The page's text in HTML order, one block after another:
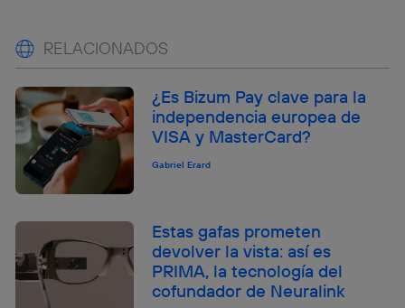
RELACIONADOS
¿Es Bizum Pay clave para la
independencia europea de
VISA y MasterCard?
Gabriel Erard
Estas gafas prometen
devolver la vista: así es
PRIMA, la tecnología del
cofundador de Neuralink